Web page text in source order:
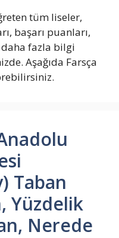
tüm liseler,
başarı puanları,
fazla bilgi
Aşağıda Farsça
Taban
Yüzdelik
Nerede